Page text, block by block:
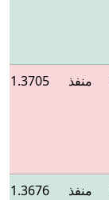
منفذ 1.3705
منفذ 1.3676